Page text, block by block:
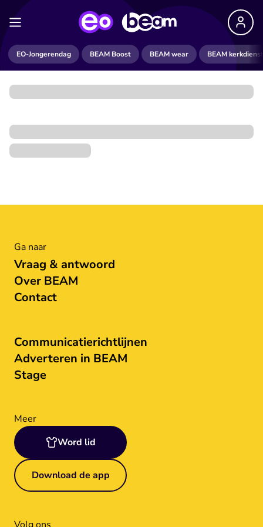
EO-Jongerendag BEAM Boost BEAM wear BEAM kerkdienst
Ga naar
Vraag & antwoord
Over BEAM
Contact
Communicatierichtlijnen
Adverteren in BEAM
Stage
Meer
Word lid
Download de app